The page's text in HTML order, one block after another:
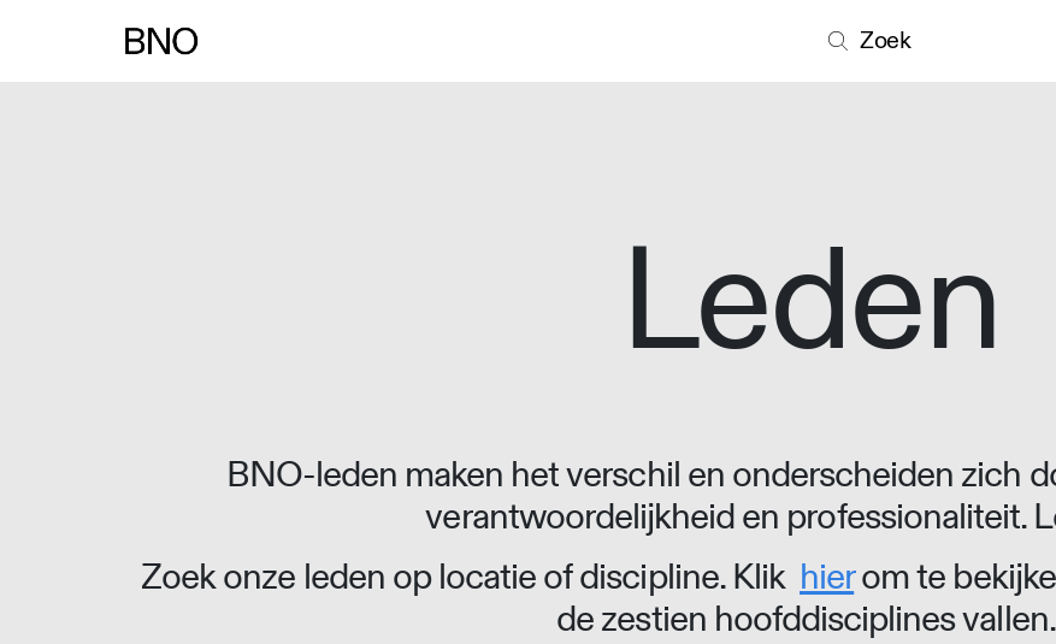
Zoek
Leden
BNO-leden maken het verschil en onderscheiden zich
verantwoordelijkheid en professionaliteit.
Zoek onze leden op locatie of discipline. Klik hierom te
de zestien hoofddisciplines vallen.